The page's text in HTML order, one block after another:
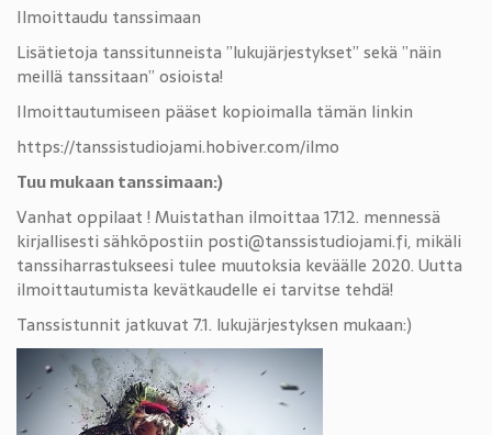
Ilmoittaudu tanssimaan
Lisätietoja tanssitunneista ”lukujärjestykset” sekä ”näin
meillä tanssitaan” osioista!
Ilmoittautumiseen pääset kopioimalla tämän linkin
https://tanssistudiojami.hobiver.com/ilmo
Tuu mukaan tanssimaan:)
Vanhat oppilaat ! Muistathan ilmoittaa 17.12. mennessä
kirjallisesti sähköpostiin posti@tanssistudiojami.fi, mikäli
tanssiharrastukseesi tulee muutoksia keväälle 2020. Uutta
ilmoittautumista kevätkaudelle ei tarvitse tehdä!
Tanssistunnit jatkuvat 7.1. lukujärjestyksen mukaan:)